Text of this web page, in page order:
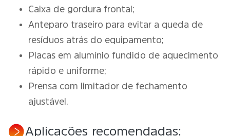
Caixa de gordura frontal;
Anteparo traseiro para evitar a queda de
resíduos atrás do equipamento;
Placas em alumínio fundido de aquecimento
rápido e uniforme;
Prensa com limitador de fechamento
ajustável.
Aplicações recomendadas: